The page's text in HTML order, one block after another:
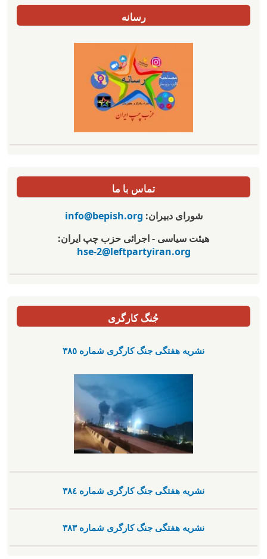
رسانه
تماس با ما
شورای دبیران:info@bepish.org
هیئت سیاسی - اجرائی حزب چپ ایران:
hse-2@leftpartyiran.org
جُنگ کارگری
نشریە هفتگی جنگ کارگری شمارە ٣٨٥
نشریە هفتگی جنگ کارگری شمارە ٣٨٤
نشریە هفتگی جنگ کارگری شمارە ٣٨٣